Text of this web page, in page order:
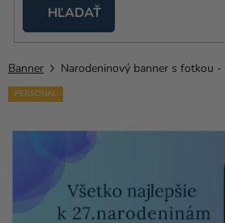
HĽADAŤ
stany
Kanekalon
a
Svadba
Párty
Banner Narodeninový banner s fotkou -
PERSONAL